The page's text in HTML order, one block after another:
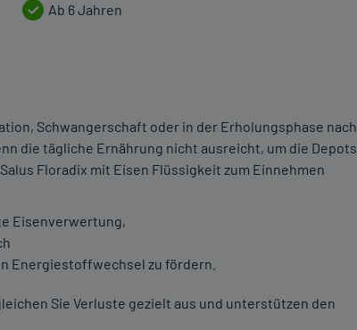
Ab 6 Jahren
Schwangerschaft oder in der Erholungsphase nach
die tägliche Ernährung nicht ausreicht, um die Depots
Floradix mit Eisen Flüssigkeit zum Einnehmen
Eisenverwertung,
Energiestoffwechsel zu fördern.
Sie Verluste gezielt aus und unterstützen den